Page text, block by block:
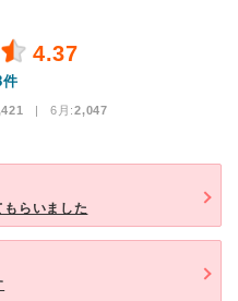
4.37
件
| 6月:2,047
らいました